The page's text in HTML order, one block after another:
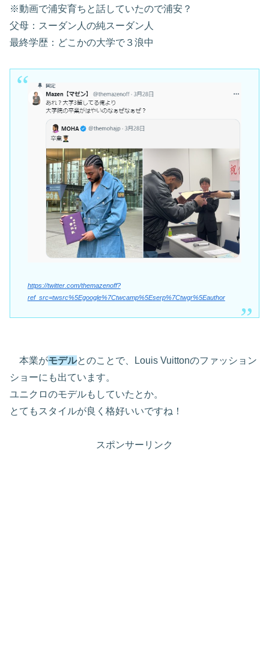
※動画で浦安育ちと話していたので浦安？
父母：スーダン人の純スーダン人
最終学歴：どこかの大学で３浪中
https://twitter.com/themazenoff?
ref_src=twsrc%5Egoogle%7Ctwcamp%5Eserp%7Ctwgr%5Eauthor
本業がモデルとのことで、Louis Vuittonのファッション
ショーにも出ています。
ユニクロのモデルもしていたとか。
とてもスタイルが良く格好いいですね！
スポンサーリンク